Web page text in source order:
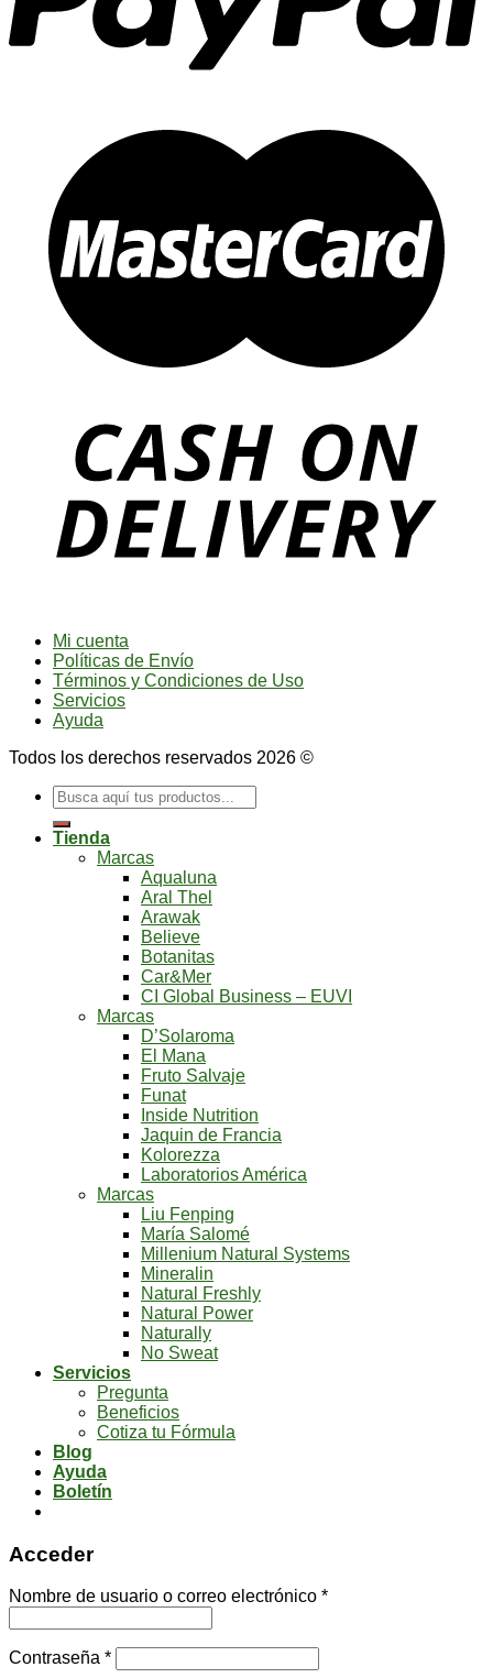
Mi cuenta
Políticas de Envío
Términos y Condiciones de Uso
Servicios
Ayuda
Todos los derechos reservados 2026 ©
Buscar
por:
Tienda
Marcas
Aqualuna
Aral Thel
Arawak
Believe
Botanitas
Car&Mer
CI Global Business – EUVI
Marcas
D’Solaroma
El Mana
Fruto Salvaje
Funat
Inside Nutrition
Jaquin de Francia
Kolorezza
Laboratorios América
Marcas
Liu Fenping
María Salomé
Millenium Natural Systems
Mineralin
Natural Freshly
Natural Power
Naturally
No Sweat
Servicios
Pregunta
Beneficios
Cotiza tu Fórmula
Blog
Ayuda
Boletín
Acceder
Nombre de usuario o correo electrónico *
Contraseña *